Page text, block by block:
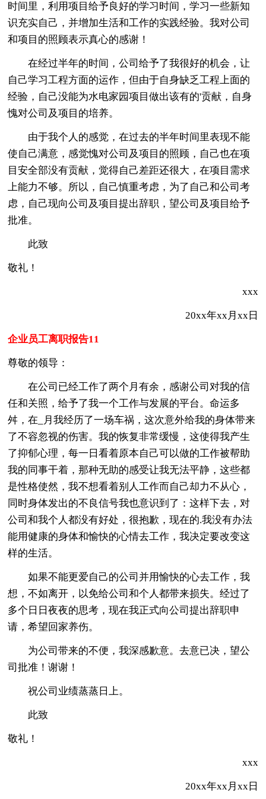
时间里，利用项目给予良好的学习时间，学习一些新知
识充实自己，并增加生活和工作的实践经验。我对公司
和项目的照顾表示真心的感谢！
在经过半年的时间，公司给予了我很好的机会，让
自己学习工程方面的运作，但由于自身缺乏工程上面的
经验，自己没能为水电家园项目做出该有的'贡献，自身
愧对公司及项目的培养。
由于我个人的感觉，在过去的半年时间里表现不能
使自己满意，感觉愧对公司及项目的照顾，自己也在项
目安全部没有贡献，觉得自己差距还很大，在项目需求
上能力不够。所以，自己慎重考虑，为了自己和公司考
虑，自己现向公司及项目提出辞职，望公司及项目给予
批准。
此致
敬礼！
xxx
20xx年xx月xx日
企业员工离职报告11
尊敬的领导：
在公司已经工作了两个月有余，感谢公司对我的信
任和关照，给予了我一个工作与发展的平台。命运多
舛，在_月我经历了一场车祸，这次意外给我的身体带来
了不容忽视的伤害。我的恢复非常缓慢，这使得我产生
了抑郁心理，每一日看着原本自己可以做的工作被帮助
我的同事干着，那种无助的感受让我无法平静，这些都
是性格使然，我不想看着别人工作而自己却力不从心，
同时身体发出的不良信号我也意识到了：这样下去，对
公司和我个人都没有好处，很抱歉，现在的.我没有办法
能用健康的身体和愉快的心情去工作，我决定要改变这
样的生活。
如果不能更爱自己的公司并用愉快的心去工作，我
想，不如离开，以免给公司和个人都带来损失。经过了
多个日日夜夜的思考，现在我正式向公司提出辞职申
请，希望回家养伤。
为公司带来的不便，我深感歉意。去意已决，望公
司批准！谢谢！
祝公司业绩蒸蒸日上。
此致
敬礼！
xxx
20xx年xx月xx日